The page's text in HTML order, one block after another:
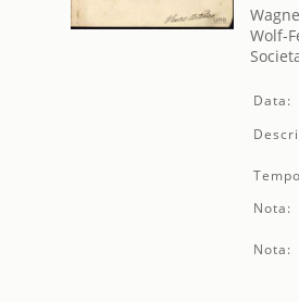
Wolf-
Data:
Nota:
Nota: